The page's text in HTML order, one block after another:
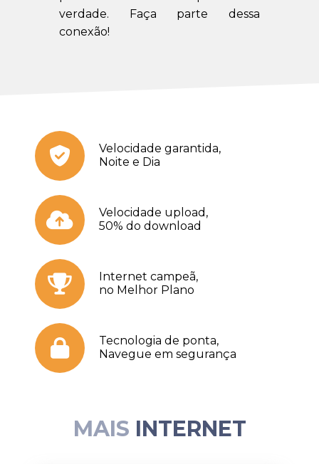
verdade. Faça parte dessa
conexão!
Velocidade garantida,
Noite e Dia
Velocidade upload,
50% do download
Internet campeã,
no Melhor Plano
Tecnologia de ponta,
Navegue em segurança
MAIS INTERNET